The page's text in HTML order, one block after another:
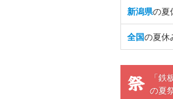
新潟県の夏
全国の夏休
「
の夏